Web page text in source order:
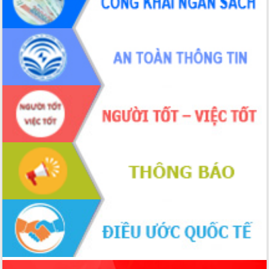
sầu riêng tại Đắk Lắk
Trình diễn nghệ thuật chế biến các
món ăn từ sầu riêng
Đắk Lắk công bố Quy hoạch và xúc
tiến đầu tư tỉnh
Ngành cá ngừ Đắk Lắk chủ động thích
ứng để giữ vững thị trường xuất khẩu
Diễn đàn Kinh tế tư nhân Việt Nam đột
phá cơ chế - Hợp tác công tư
Đề án 06 tạo bước ngoặt đột phá trong
cải cách hành chính tỉnh Đắk Lắk
Kết nối tour, đẩy mạnh chuyển đổi số
để phát triển du lịch Đắk Lắk
Khởi động Dự án Đầu tư xây dựng hạ
tầng kỹ thuật Cụm công nghiệp Tân
Gặp mặt các cơ quan báo chí nhân Kỷ
niệm 101 năm Ngày Báo chí Cách
mạng Việt Nam
Đắk Lắk sơ kết 4 năm triển khai thực